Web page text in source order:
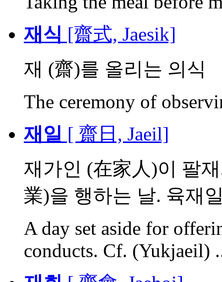
재식 [齋式, Jaesik]
재 (齋)를 올리는 의식
The ceremony of
재일 [ 齋日, Jaeil]
재가인 (在家人)이 팔
業)을 행하는 날. 육재
A day set aside for
conducts. Cf. (Yukjaeil)